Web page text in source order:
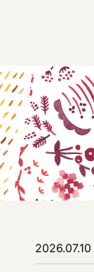
2026.07.10